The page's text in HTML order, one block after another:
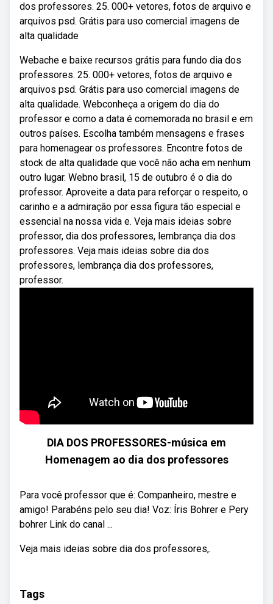
dos professores. 25. 000+ vetores, fotos de arquivo e
arquivos psd. Grátis para uso comercial imagens de
alta qualidade
Webache e baixe recursos grátis para fundo dia dos
professores. 25. 000+ vetores, fotos de arquivo e
arquivos psd. Grátis para uso comercial imagens de
alta qualidade. Webconheça a origem do dia do
professor e como a data é comemorada no brasil e em
outros países. Escolha também mensagens e frases
para homenagear os professores. Encontre fotos de
stock de alta qualidade que você não acha em nenhum
outro lugar. Webno brasil, 15 de outubro é o dia do
professor. Aproveite a data para reforçar o respeito, o
carinho e a admiração por essa figura tão especial e
essencial na nossa vida e. Veja mais ideias sobre
professor, dia dos professores, lembrança dia dos
professores. Veja mais ideias sobre dia dos
professores, lembrança dia dos professores,
professor.
DIA DOS PROFESSORES-música em
Homenagem ao dia dos professores
Para você professor que é: Companheiro, mestre e
amigo! Parabéns pelo seu dia! Voz: Íris Bohrer e Pery
bohrer Link do canal ...
Veja mais ideias sobre dia dos professores,.
Tags